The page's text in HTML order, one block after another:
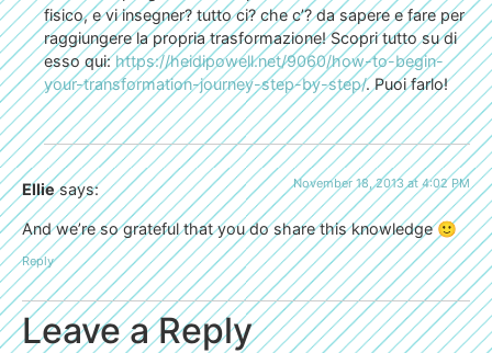
fisico, e vi insegner? tutto ci? che c’? da sapere e fare per
raggiungere la propria trasformazione! Scopri tutto su di
esso qui:https://heidipowell.net/9060/how-to-begin-
your-transformation-journey-step-by-step/. Puoi farlo!
Ellie says: November 18, 2013 at 4:02 PM
And we’re so grateful that you do share this knowledge 🙂
Reply
Leave a Reply